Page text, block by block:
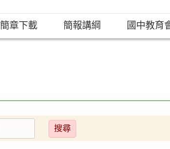
簡章下載 簡報講綱 國中教育
送
出